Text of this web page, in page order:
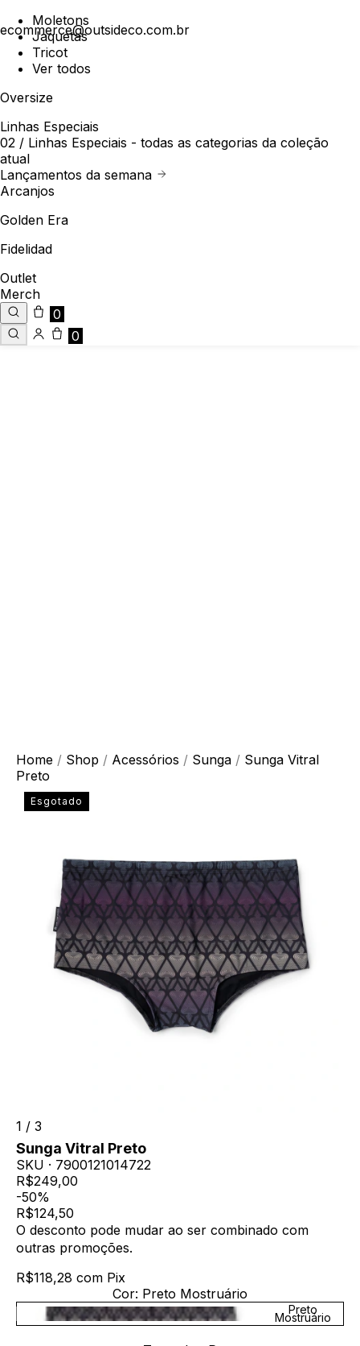
ecommerce@outsideco.com.br
Moletons
Jaquetas
Tricot
Ver todos
Oversize
Linhas Especiais
02 / Linhas Especiais - todas as categorias da coleção
atual
Lançamentos da semana
Arcanjos
Golden Era
Fidelidad
Outlet
Merch
0
0
Home / Shop / Acessórios / Sunga / Sunga Vitral
Preto
Esgotado
1 / 3
Sunga Vitral Preto
SKU · 7900121014722
R$249,00
-50%
R$124,50
O desconto pode mudar ao ser combinado com
outras promoções.
R$118,28 com Pix
Cor: Preto Mostruário
Preto
Mostruário